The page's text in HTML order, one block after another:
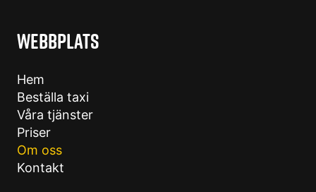
WEBBPLATS
Hem
Beställa taxi
Våra tjänster
Priser
Om oss
Kontakt